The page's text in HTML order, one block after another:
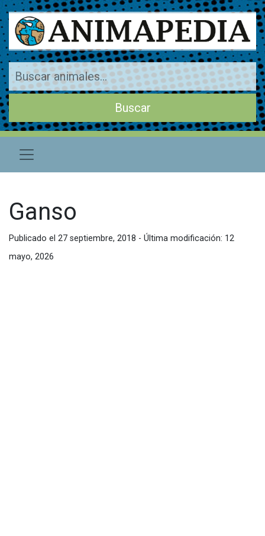
Ganso
Publicado el 27 septiembre, 2018 - Última modificación: 12
mayo, 2026